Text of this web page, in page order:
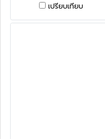
หนักปานกลาง มีช่วงชักลูกสูบ
ยาว เพิ่มแรงกระแทกให้สูงขึ้น
เปรียบเทียบ